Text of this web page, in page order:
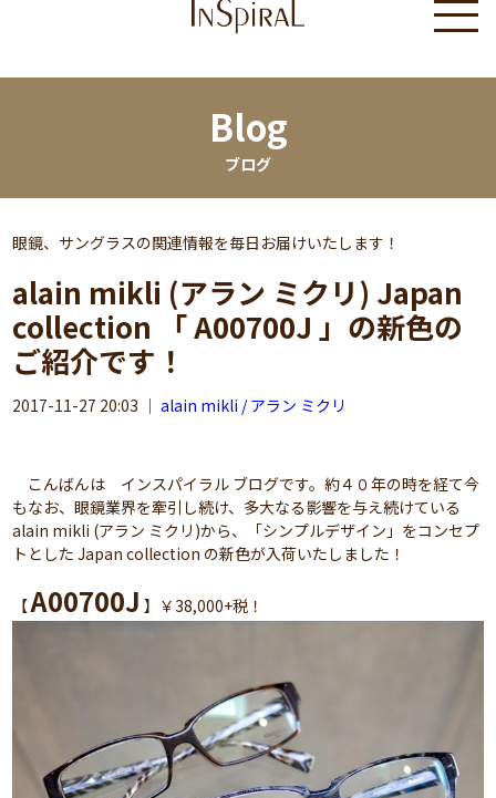
Blog
ブログ
眼鏡、サングラスの関連情報を毎日お届けいたします！
alain mikli (アラン ミクリ) Japan
collection 「 A00700J 」の新色の
ご紹介です！
2017-11-27 20:03 ｜alain mikli / アラン ミクリ
こんばんは インスパイラル ブログです。約４０年の時を経て今
もなお、眼鏡業界を牽引し続け、多大なる影響を与え続けている
alain mikli (アラン ミクリ)から、「シンプルデザイン」をコンセプ
トとした Japan collection の新色が入荷いたしました！
【A00700J 】￥38,000+税！